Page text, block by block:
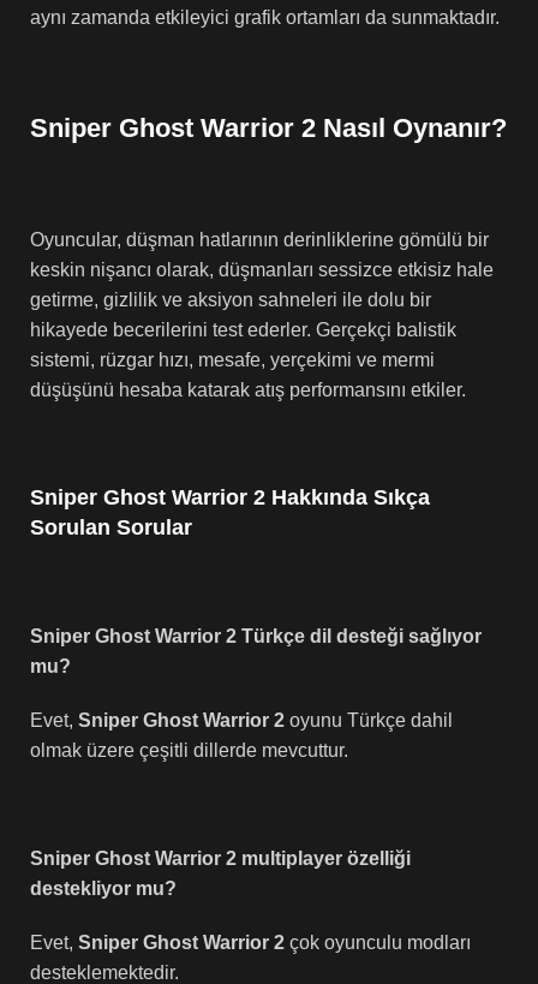
aynı zamanda etkileyici grafik ortamları da sunmaktadır.
Sniper Ghost Warrior 2 Nasıl Oynanır?
Oyuncular, düşman hatlarının derinliklerine gömülü bir
keskin nişancı olarak, düşmanları sessizce etkisiz hale
getirme, gizlilik ve aksiyon sahneleri ile dolu bir
hikayede becerilerini test ederler. Gerçekçi balistik
sistemi, rüzgar hızı, mesafe, yerçekimi ve mermi
düşüşünü hesaba katarak atış performansını etkiler.
Sniper Ghost Warrior 2 Hakkında Sıkça
Sorulan Sorular
Sniper Ghost Warrior 2 Türkçe dil desteği sağlıyor
mu?
Evet, Sniper Ghost Warrior 2 oyunu Türkçe dahil
olmak üzere çeşitli dillerde mevcuttur.
Sniper Ghost Warrior 2 multiplayer özelliği
destekliyor mu?
Evet, Sniper Ghost Warrior 2 çok oyunculu modları
desteklemektedir.